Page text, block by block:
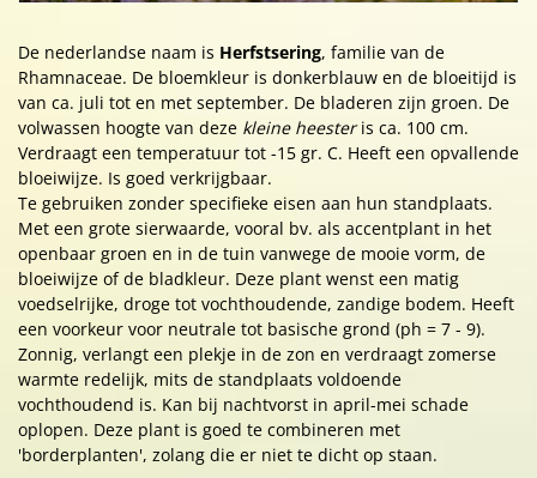
De nederlandse naam is Herfstsering, familie van de
Rhamnaceae. De bloemkleur is donkerblauw en de bloeitijd is
van ca. juli tot en met september. De bladeren zijn groen. De
volwassen hoogte van deze kleine heesteris ca. 100 cm.
Verdraagt een temperatuur tot -15 gr. C. Heeft een opvallende
bloeiwijze. Is goed verkrijgbaar.
Te gebruiken zonder specifieke eisen aan hun standplaats.
Met een grote sierwaarde, vooral bv. als accentplant in het
openbaar groen en in de tuin vanwege de mooie vorm, de
bloeiwijze of de bladkleur. Deze plant wenst een matig
voedselrijke, droge tot vochthoudende, zandige bodem. Heeft
een voorkeur voor neutrale tot basische grond (ph = 7 - 9).
Zonnig, verlangt een plekje in de zon en verdraagt zomerse
warmte redelijk, mits de standplaats voldoende
vochthoudend is. Kan bij nachtvorst in april-mei schade
oplopen. Deze plant is goed te combineren met
'borderplanten', zolang die er niet te dicht op staan.